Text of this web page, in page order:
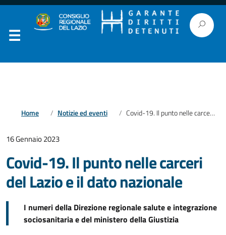
Home Notizie ed eventi Covid-19. Il punto nelle carceri del Lazio e il dato nazionale
16 Gennaio 2023
Covid-19. Il punto nelle carceri
del Lazio e il dato nazionale
I numeri della Direzione regionale salute e integrazione
sociosanitaria e del ministero della Giustizia